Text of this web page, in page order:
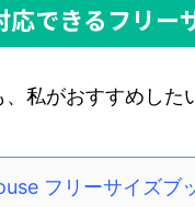
応できるフリー
私がおすすめした
フリーサイズブ